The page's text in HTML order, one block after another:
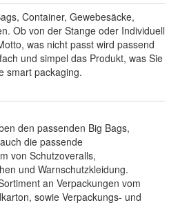
Container, Gewebesäcke,
Ob von der Stange oder Individuell
was nicht passt wird passend
und simpel das Produkt, was Sie
smart packaging.
den passenden Big Bags,
die passende
von Schutzoveralls,
und Warnschutzkleidung.
an Verpackungen vom
sowie Verpackungs- und